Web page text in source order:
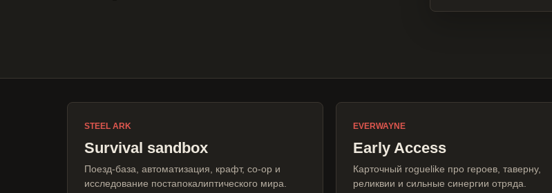
STEEL ARK
Survival sandbox
Поезд-база, автоматизация, крафт, co-op и
исследование постапокалиптического мира.
EVERWAYNE
Early Access
Карточный roguelike про героев, таверну,
реликвии и сильные синергии отряда.